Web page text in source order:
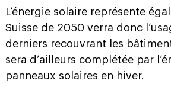
L’énergie solaire représente
Suisse de 2050 verra donc
derniers recouvrant les
sera d’ailleurs complétée par
panneaux solaires en hiver.